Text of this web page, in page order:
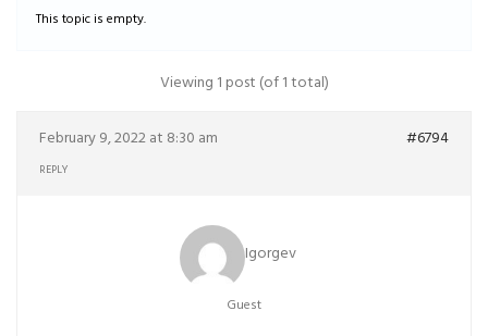
This topic is empty.
Viewing 1 post (of 1 total)
February 9, 2022 at 8:30 am #6794
REPLY
Igorgev
Guest